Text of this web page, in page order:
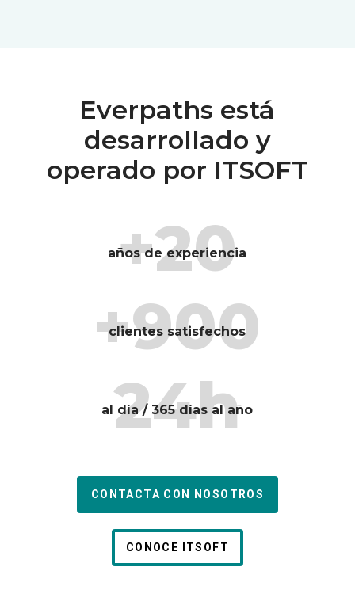
Everpaths está
desarrollado y
operado por ITSOFT
+20
años de experiencia
+900
clientes satisfechos
24h
al día / 365 días al año
CONTACTA CON NOSOTROS
CONOCE ITSOFT